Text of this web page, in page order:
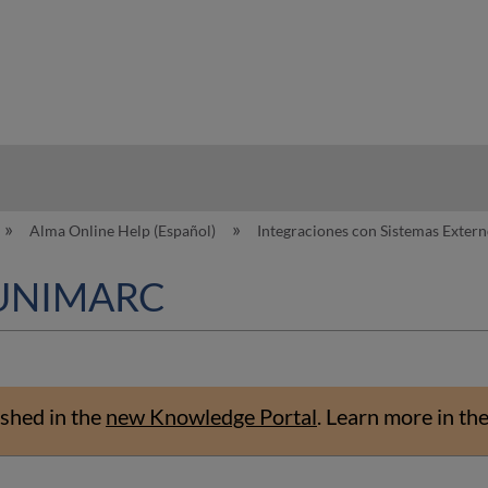
Alma Online Help (Español) Integraciones con Sistemas
in the new Knowledge Portal. Learn more in the